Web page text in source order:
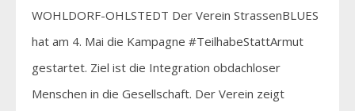
WOHLDORF-OHLSTEDT Der Verein StrassenBLUES
hat am 4. Mai die Kampagne #TeilhabeStattArmut
gestartet. Ziel ist die Integration obdachloser
Menschen in die Gesellschaft. Der Verein zeigt